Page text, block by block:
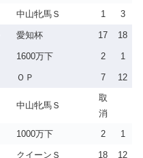
中山牝馬Ｓ 1 3
愛知杯 17 18
1600万下 2 1
ＯＰ 7 12
中山牝馬Ｓ
取
消
1000万下 2 1
クイーンＳ 18 12